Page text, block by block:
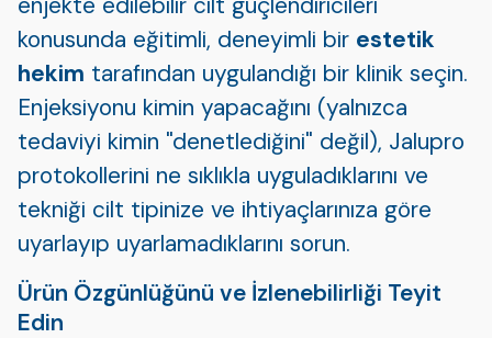
konusunda eğitimli, deneyimli bir estetik
hekim tarafından uygulandığı bir klinik seçin.
Enjeksiyonu kimin yapacağını (yalnızca
tedaviyi kimin "denetlediğini" değil), Jalupro
protokollerini ne sıklıkla uyguladıklarını ve
tekniği cilt tipinize ve ihtiyaçlarınıza göre
uyarlayıp uyarlamadıklarını sorun.
Ürün Özgünlüğünü ve İzlenebilirliği Teyit
Edin